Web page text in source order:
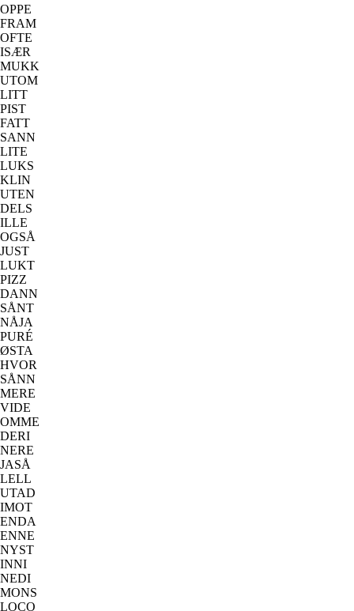
OPPE
FRAM
OFTE
ISÆR
MUKK
UTOM
LITT
PIST
FATT
SANN
LITE
LUKS
KLIN
UTEN
DELS
ILLE
OGSÅ
JUST
LUKT
PIZZ
DANN
SÅNT
NÅJA
PURÉ
ØSTA
HVOR
SÅNN
MERE
VIDE
OMME
DERI
NERE
JASÅ
LELL
UTAD
IMOT
ENDA
ENNE
NYST
INNI
NEDI
MONS
LOCO